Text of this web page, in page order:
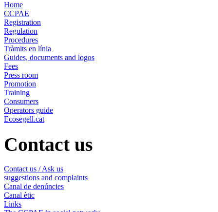
Home
CCPAE
Registration
Regulation
Procedures
Tràmits en línia
Guides, documents and logos
Fees
Press room
Promotion
Training
Consumers
Operators guide
Ecosegell.cat
Contact us
Contact us / Ask us
suggestions and complaints
Canal de denúncies
Canal ètic
Links